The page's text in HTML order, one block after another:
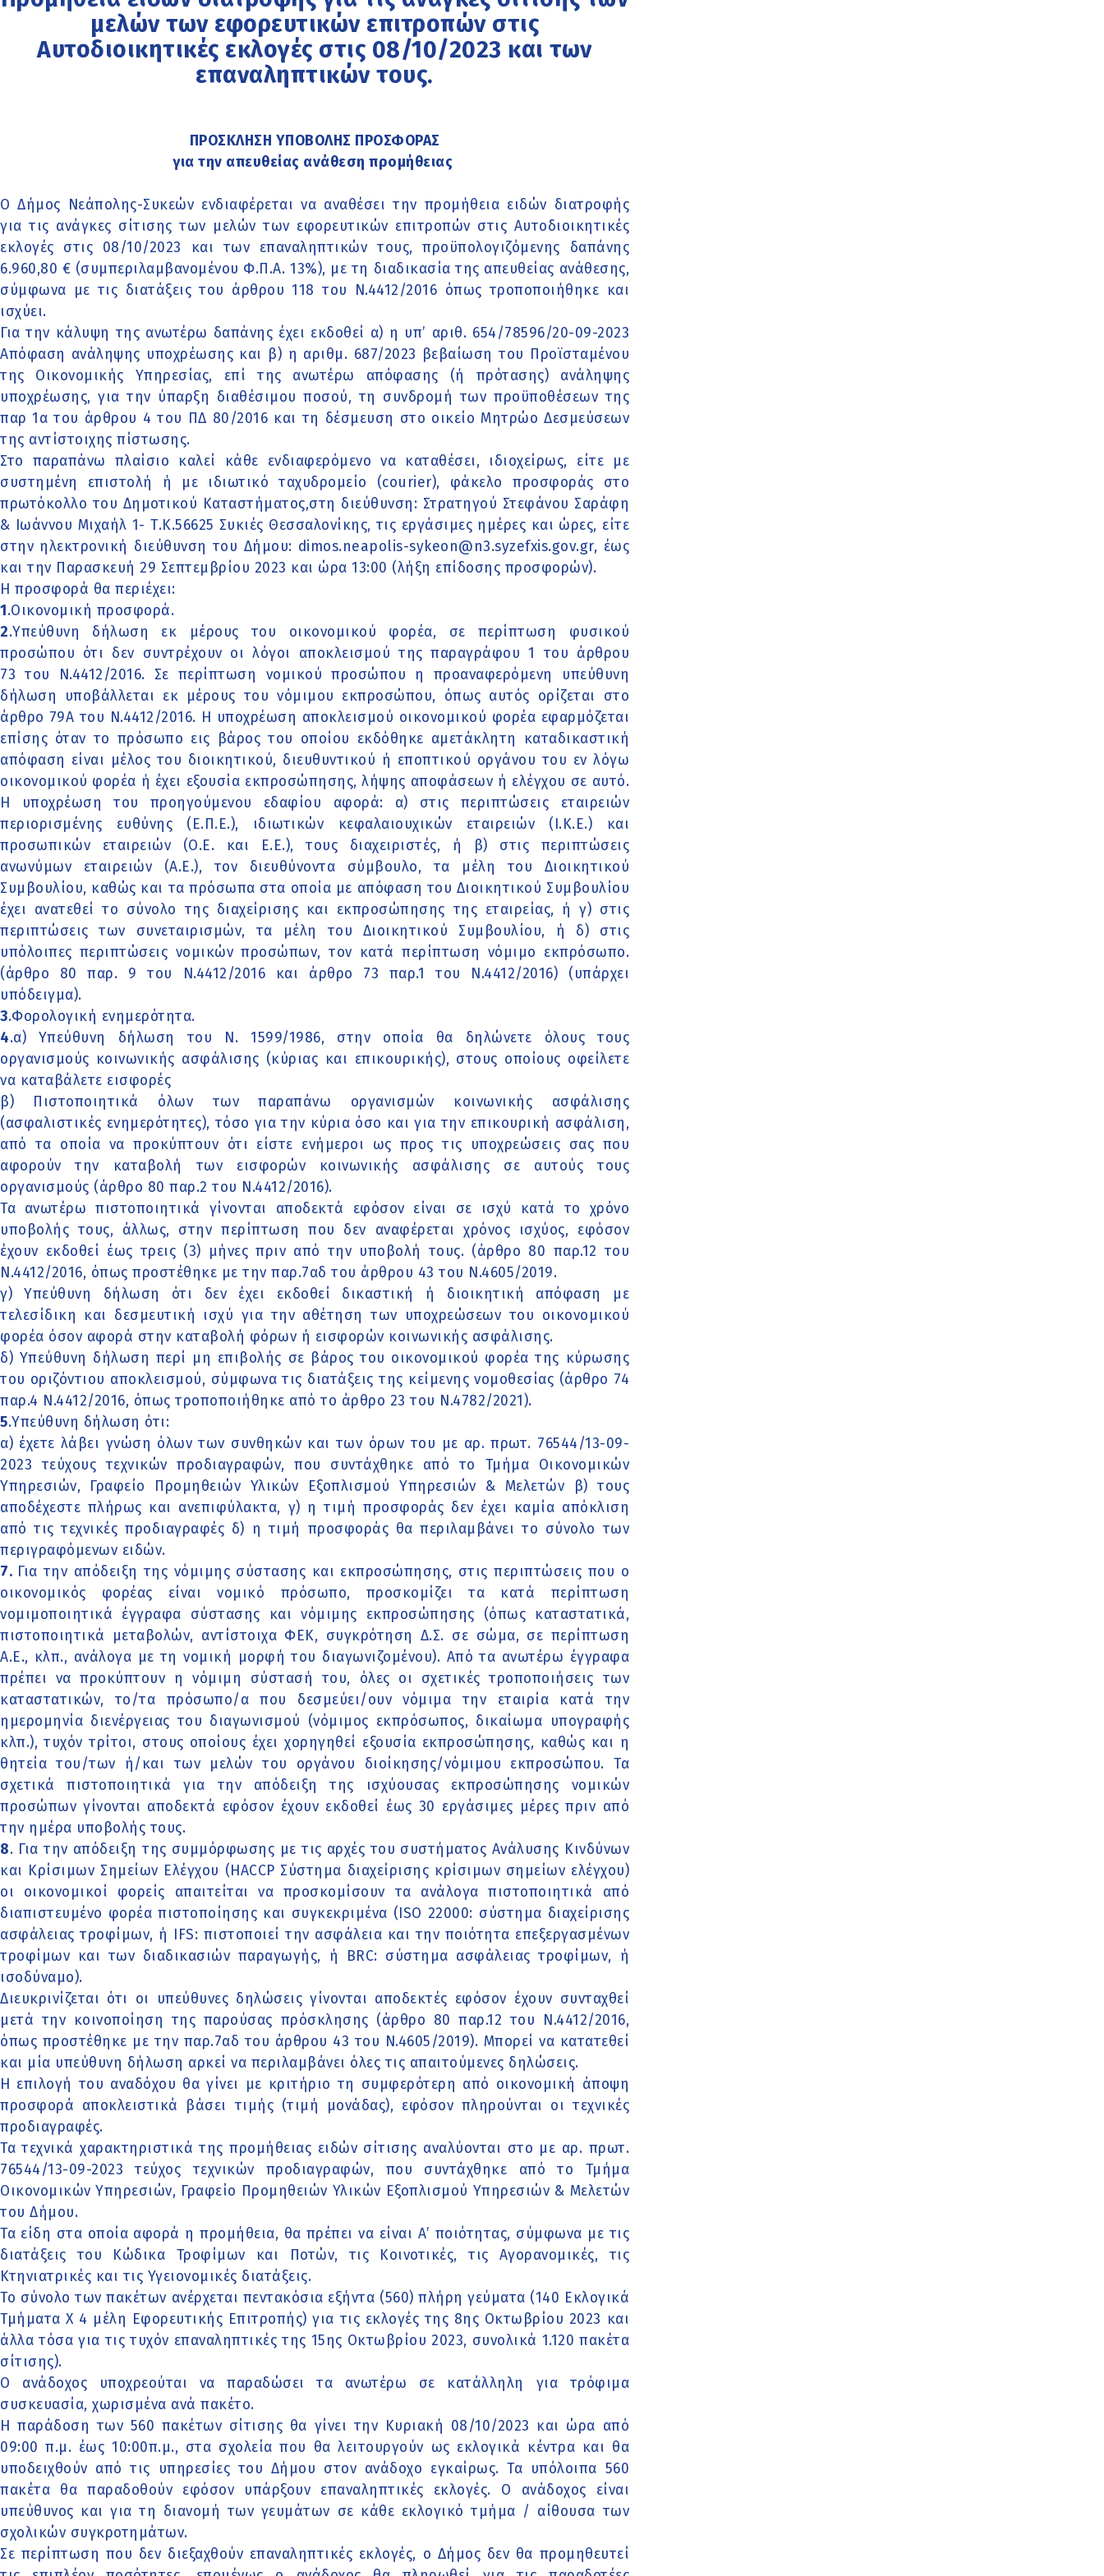
μελών των εφορευτικών επιτροπών στις
Αυτοδιοικητικές εκλογές στις 08/10/2023 και των
επαναληπτικών τους.
ΠΡΟΣΚΛΗΣΗ ΥΠΟΒΟΛΗΣ ΠΡΟΣΦΟΡΑΣ
για την απευθείας ανάθεση προμήθειας
Ο Δήμος Νεάπολης-Συκεών ενδιαφέρεται να αναθέσει την προμήθεια ειδών διατροφής
για τις ανάγκες σίτισης των μελών των εφορευτικών επιτροπών στις Αυτοδιοικητικές
εκλογές στις 08/10/2023 και των επαναληπτικών τους, προϋπολογιζόμενης δαπάνης
6.960,80 € (συμπεριλαμβανομένου Φ.Π.Α. 13%), με τη διαδικασία της απευθείας ανάθεσης,
σύμφωνα με τις διατάξεις του άρθρου 118 του Ν.4412/2016 όπως τροποποιήθηκε και
ισχύει.
Για την κάλυψη της ανωτέρω δαπάνης έχει εκδοθεί α) η υπ’ αριθ. 654/78596/20-09-2023
Απόφαση ανάληψης υποχρέωσης και β) η αριθμ. 687/2023 βεβαίωση του Προϊσταμένου
της Οικονομικής Υπηρεσίας, επί της ανωτέρω απόφασης (ή πρότασης) ανάληψης
υποχρέωσης, για την ύπαρξη διαθέσιμου ποσού, τη συνδρομή των προϋποθέσεων της
παρ 1α του άρθρου 4 του ΠΔ 80/2016 και τη δέσμευση στο οικείο Μητρώο Δεσμεύσεων
της αντίστοιχης πίστωσης.
Στο παραπάνω πλαίσιο καλεί κάθε ενδιαφερόμενο να καταθέσει, ιδιοχείρως, είτε με
συστημένη επιστολή ή με ιδιωτικό ταχυδρομείο (courier), φάκελο προσφοράς στο
πρωτόκολλο του Δημοτικού Καταστήματος,στη διεύθυνση: Στρατηγού Στεφάνου Σαράφη
& Ιωάννου Μιχαήλ 1- Τ.Κ.56625 Συκιές Θεσσαλονίκης, τις εργάσιμες ημέρες και ώρες, είτε
στην ηλεκτρονική διεύθυνση του Δήμου: dimos.neapolis-sykeon@n3.syzefxis.gov.gr, έως
και την Παρασκευή 29 Σεπτεμβρίου 2023 και ώρα 13:00 (λήξη επίδοσης προσφορών).
Η προσφορά θα περιέχει:
1.Οικονομική προσφορά.
2.Υπεύθυνη δήλωση εκ μέρους του οικονομικού φορέα, σε περίπτωση φυσικού
προσώπου ότι δεν συντρέχουν οι λόγοι αποκλεισμού της παραγράφου 1 του άρθρου
73 του Ν.4412/2016. Σε περίπτωση νομικού προσώπου η προαναφερόμενη υπεύθυνη
δήλωση υποβάλλεται εκ μέρους του νόμιμου εκπροσώπου, όπως αυτός ορίζεται στο
άρθρο 79Α του Ν.4412/2016. Η υποχρέωση αποκλεισμού οικονομικού φορέα εφαρμόζεται
επίσης όταν το πρόσωπο εις βάρος του οποίου εκδόθηκε αμετάκλητη καταδικαστική
απόφαση είναι μέλος του διοικητικού, διευθυντικού ή εποπτικού οργάνου του εν λόγω
οικονομικού φορέα ή έχει εξουσία εκπροσώπησης, λήψης αποφάσεων ή ελέγχου σε αυτό.
Η υποχρέωση του προηγούμενου εδαφίου αφορά: α) στις περιπτώσεις εταιρειών
περιορισμένης ευθύνης (Ε.Π.Ε.), ιδιωτικών κεφαλαιουχικών εταιρειών (Ι.Κ.Ε.) και
προσωπικών εταιρειών (Ο.Ε. και Ε.Ε.), τους διαχειριστές, ή β) στις περιπτώσεις
ανωνύμων εταιρειών (Α.Ε.), τον διευθύνοντα σύμβουλο, τα μέλη του Διοικητικού
Συμβουλίου, καθώς και τα πρόσωπα στα οποία με απόφαση του Διοικητικού Συμβουλίου
έχει ανατεθεί το σύνολο της διαχείρισης και εκπροσώπησης της εταιρείας, ή γ) στις
περιπτώσεις των συνεταιρισμών, τα μέλη του Διοικητικού Συμβουλίου, ή δ) στις
υπόλοιπες περιπτώσεις νομικών προσώπων, τον κατά περίπτωση νόμιμο εκπρόσωπο.
(άρθρο 80 παρ. 9 του Ν.4412/2016 και άρθρο 73 παρ.1 του Ν.4412/2016) (υπάρχει
υπόδειγμα).
3.Φορολογική ενημερότητα.
4.α) Υπεύθυνη δήλωση του Ν. 1599/1986, στην οποία θα δηλώνετε όλους τους
οργανισμούς κοινωνικής ασφάλισης (κύριας και επικουρικής), στους οποίους οφείλετε
να καταβάλετε εισφορές
β) Πιστοποιητικά όλων των παραπάνω οργανισμών κοινωνικής ασφάλισης
(ασφαλιστικές ενημερότητες), τόσο για την κύρια όσο και για την επικουρική ασφάλιση,
από τα οποία να προκύπτουν ότι είστε ενήμεροι ως προς τις υποχρεώσεις σας που
αφορούν την καταβολή των εισφορών κοινωνικής ασφάλισης σε αυτούς τους
οργανισμούς (άρθρο 80 παρ.2 του Ν.4412/2016).
Τα ανωτέρω πιστοποιητικά γίνονται αποδεκτά εφόσον είναι σε ισχύ κατά το χρόνο
υποβολής τους, άλλως, στην περίπτωση που δεν αναφέρεται χρόνος ισχύος, εφόσον
έχουν εκδοθεί έως τρεις (3) μήνες πριν από την υποβολή τους. (άρθρο 80 παρ.12 του
Ν.4412/2016, όπως προστέθηκε με την παρ.7αδ του άρθρου 43 του Ν.4605/2019.
γ) Υπεύθυνη δήλωση ότι δεν έχει εκδοθεί δικαστική ή διοικητική απόφαση με
τελεσίδικη και δεσμευτική ισχύ για την αθέτηση των υποχρεώσεων του οικονομικού
φορέα όσον αφορά στην καταβολή φόρων ή εισφορών κοινωνικής ασφάλισης.
δ) Υπεύθυνη δήλωση περί μη επιβολής σε βάρος του οικονομικού φορέα της κύρωσης
του οριζόντιου αποκλεισμού, σύμφωνα τις διατάξεις της κείμενης νομοθεσίας (άρθρο 74
παρ.4 Ν.4412/2016, όπως τροποποιήθηκε από το άρθρο 23 του Ν.4782/2021).
5.Υπεύθυνη δήλωση ότι:
α) έχετε λάβει γνώση όλων των συνθηκών και των όρων του με αρ. πρωτ. 76544/13-09-
2023 τεύχους τεχνικών προδιαγραφών, που συντάχθηκε από το Τμήμα Οικονομικών
Υπηρεσιών, Γραφείο Προμηθειών Υλικών Εξοπλισμού Υπηρεσιών & Μελετών β) τους
αποδέχεστε πλήρως και ανεπιφύλακτα, γ) η τιμή προσφοράς δεν έχει καμία απόκλιση
από τις τεχνικές προδιαγραφές δ) η τιμή προσφοράς θα περιλαμβάνει το σύνολο των
περιγραφόμενων ειδών.
7. Για την απόδειξη της νόμιμης σύστασης και εκπροσώπησης, στις περιπτώσεις που ο
οικονομικός φορέας είναι νομικό πρόσωπο, προσκομίζει τα κατά περίπτωση
νομιμοποιητικά έγγραφα σύστασης και νόμιμης εκπροσώπησης (όπως καταστατικά,
πιστοποιητικά μεταβολών, αντίστοιχα ΦΕΚ, συγκρότηση Δ.Σ. σε σώμα, σε περίπτωση
Α.Ε., κλπ., ανάλογα με τη νομική μορφή του διαγωνιζομένου). Από τα ανωτέρω έγγραφα
πρέπει να προκύπτουν η νόμιμη σύστασή του, όλες οι σχετικές τροποποιήσεις των
καταστατικών, το/τα πρόσωπο/α που δεσμεύει/ουν νόμιμα την εταιρία κατά την
ημερομηνία διενέργειας του διαγωνισμού (νόμιμος εκπρόσωπος, δικαίωμα υπογραφής
κλπ.), τυχόν τρίτοι, στους οποίους έχει χορηγηθεί εξουσία εκπροσώπησης, καθώς και η
θητεία του/των ή/και των μελών του οργάνου διοίκησης/νόμιμου εκπροσώπου. Τα
σχετικά πιστοποιητικά για την απόδειξη της ισχύουσας εκπροσώπησης νομικών
προσώπων γίνονται αποδεκτά εφόσον έχουν εκδοθεί έως 30 εργάσιμες μέρες πριν από
την ημέρα υποβολής τους.
8. Για την απόδειξη της συμμόρφωσης με τις αρχές του συστήματος Ανάλυσης Κινδύνων
και Κρίσιμων Σημείων Ελέγχου (HACCP Σύστημα διαχείρισης κρίσιμων σημείων ελέγχου)
οι οικονομικοί φορείς απαιτείται να προσκομίσουν τα ανάλογα πιστοποιητικά από
διαπιστευμένο φορέα πιστοποίησης και συγκεκριμένα (ISO 22000: σύστημα διαχείρισης
ασφάλειας τροφίμων, ή IFS: πιστοποιεί την ασφάλεια και την ποιότητα επεξεργασμένων
τροφίμων και των διαδικασιών παραγωγής, ή BRC: σύστημα ασφάλειας τροφίμων, ή
ισοδύναμο).
Διευκρινίζεται ότι οι υπεύθυνες δηλώσεις γίνονται αποδεκτές εφόσον έχουν συνταχθεί
μετά την κοινοποίηση της παρούσας πρόσκλησης (άρθρο 80 παρ.12 του Ν.4412/2016,
όπως προστέθηκε με την παρ.7αδ του άρθρου 43 του Ν.4605/2019). Μπορεί να κατατεθεί
και μία υπεύθυνη δήλωση αρκεί να περιλαμβάνει όλες τις απαιτούμενες δηλώσεις.
Η επιλογή του αναδόχου θα γίνει με κριτήριο τη συμφερότερη από οικονομική άποψη
προσφορά αποκλειστικά βάσει τιμής (τιμή μονάδας), εφόσον πληρούνται οι τεχνικές
προδιαγραφές.
Τα τεχνικά χαρακτηριστικά της προμήθειας ειδών σίτισης αναλύονται στο με αρ. πρωτ.
76544/13-09-2023 τεύχος τεχνικών προδιαγραφών, που συντάχθηκε από το Τμήμα
Οικονομικών Υπηρεσιών, Γραφείο Προμηθειών Υλικών Εξοπλισμού Υπηρεσιών & Μελετών
του Δήμου.
Τα είδη στα οποία αφορά η προμήθεια, θα πρέπει να είναι Α’ ποιότητας, σύμφωνα με τις
διατάξεις του Κώδικα Τροφίμων και Ποτών, τις Κοινοτικές, τις Αγορανομικές, τις
Κτηνιατρικές και τις Υγειονομικές διατάξεις.
Το σύνολο των πακέτων ανέρχεται πεντακόσια εξήντα (560) πλήρη γεύματα (140 Εκλογικά
Τμήματα Χ 4 μέλη Εφορευτικής Επιτροπής) για τις εκλογές της 8ης Οκτωβρίου 2023 και
άλλα τόσα για τις τυχόν επαναληπτικές της 15ης Οκτωβρίου 2023, συνολικά 1.120 πακέτα
σίτισης).
Ο ανάδοχος υποχρεούται να παραδώσει τα ανωτέρω σε κατάλληλη για τρόφιμα
συσκευασία, χωρισμένα ανά πακέτο.
Η παράδοση των 560 πακέτων σίτισης θα γίνει την Κυριακή 08/10/2023 και ώρα από
09:00 π.μ. έως 10:00π.μ., στα σχολεία που θα λειτουργούν ως εκλογικά κέντρα και θα
υποδειχθούν από τις υπηρεσίες του Δήμου στον ανάδοχο εγκαίρως. Τα υπόλοιπα 560
πακέτα θα παραδοθούν εφόσον υπάρξουν επαναληπτικές εκλογές. Ο ανάδοχος είναι
υπεύθυνος και για τη διανομή των γευμάτων σε κάθε εκλογικό τμήμα / αίθουσα των
σχολικών συγκροτημάτων.
Σε περίπτωση που δεν διεξαχθούν επαναληπτικές εκλογές, ο Δήμος δεν θα προμηθευτεί